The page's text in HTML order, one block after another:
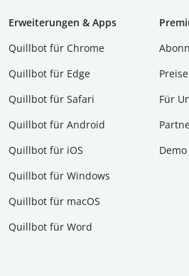
Erweiterungen & Apps
Quillbot für Chrome
Quillbot für Edge
Quillbot für Safari
Quillbot für Android
Quillbot für iOS
Quillbot für Windows
Quillbot für macOS
Quillbot für Word
Preise
Für